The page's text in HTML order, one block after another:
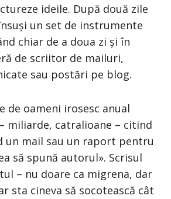
ideile. După două zile
un set de instrumente
chiar de a doua zi și în
de scriitor de mailuri,
sau postări pe blog.
de oameni irosesc anual
miliarde, catralioane – citind
un mail sau un raport pentru
să spună autorul». Scrisul
– nu doare ca migrena, dar
sta cineva să socotească cât